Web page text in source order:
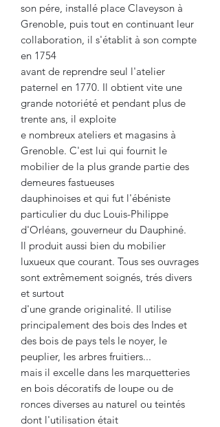
son pére, installé place Claveyson à
Grenoble, puis tout en continuant leur
collaboration, il s'établit à son compte
en 1754
avant de reprendre seul l'atelier
paternel en 1770. Il obtient vite une
grande notoriété et pendant plus de
trente ans, il exploite
e nombreux ateliers et magasins à
Grenoble. C'est lui qui fournit le
mobilier de la plus grande partie des
demeures fastueuses
dauphinoises et qui fut l'ébéniste
particulier du duc Louis-Philippe
d'Orléans, gouverneur du Dauphiné.
Il produit aussi bien du mobilier
luxueux que courant. Tous ses ouvrages
sont extrêmement soignés, trés divers
et surtout
d'une grande originalité. Il utilise
principalement des bois des Indes et
des bois de pays tels le noyer, le
peuplier, les arbres fruitiers...
mais il excelle dans les marquetteries
en bois décoratifs de loupe ou de
ronces diverses au naturel ou teintés
dont l'utilisation était